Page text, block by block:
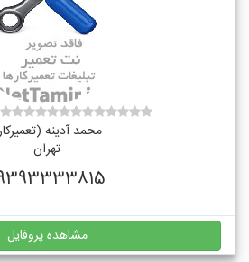
محمد آدینه (تعمیرکار)
تهران
09393333815
مشاهده پروفایل